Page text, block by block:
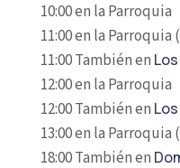
10:00 en la Parroquia
11:00 en la
11:00 También en
12:00 en la Parroquia
12:00 También en
13:00 en la
18:00 También en